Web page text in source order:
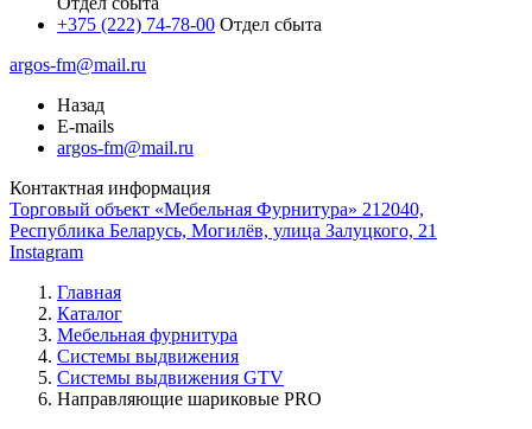
+375 (222) 74-78-00 Отдел сбыта
argos-fm@mail.ru
Назад
E-mails
argos-fm@mail.ru
Контактная информация
Торговый объект «Мебельная Фурнитура» 212040,
Республика Беларусь, Могилёв, улица Залуцкого, 21
Instagram
Главная
Каталог
Мебельная фурнитура
Системы выдвижения
Системы выдвижения GTV
Направляющие шариковые PRO